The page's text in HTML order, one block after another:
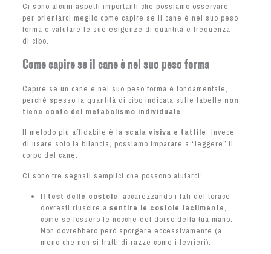
Ci sono alcuni aspetti importanti che possiamo osservare
per orientarci meglio come capire se il cane è nel suo peso
forma e valutare le sue esigenze di quantità e frequenza
di cibo.
Come capire se il cane è nel suo peso forma
Capire se un cane è nel suo peso forma è fondamentale,
perché spesso la quantità di cibo indicata sulle tabelle non
tiene conto del metabolismo individuale.
Il metodo più affidabile è la scala visiva e tattile. Invece
di usare solo la bilancia, possiamo imparare a “leggere” il
corpo del cane.
Ci sono tre segnali semplici che possono aiutarci:
Il test delle costole: accarezzando i lati del torace
dovresti riuscire a sentire le costole facilmente,
come se fossero le nocche del dorso della tua mano.
Non dovrebbero però sporgere eccessivamente (a
meno che non si tratti di razze come i levrieri).